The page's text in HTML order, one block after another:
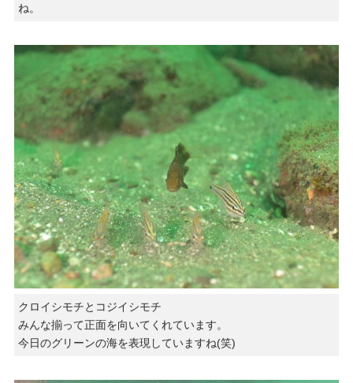
ね。
クロイシモチとコジイシモチ
みんな揃って正面を向いてくれています。
今日のグリーンの海を表現していますね(笑)